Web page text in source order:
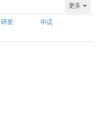
更多
研发
中试